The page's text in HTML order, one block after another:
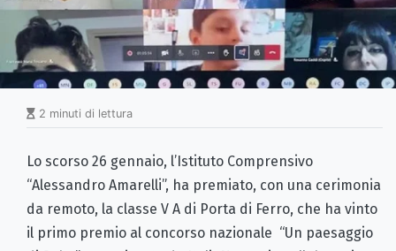
2 minuti di lettura
Lo scorso 26 gennaio, l’Istituto Comprensivo
“Alessandro Amarelli”, ha premiato, con una cerimonia
da remoto, la classe V A di Porta di Ferro, che ha vinto
il primo premio al concorso nazionale “Un paesaggio